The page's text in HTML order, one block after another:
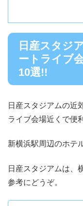
日産スタジ
ートライブ
10選!!
日産スタジアムの近
ライブ会場近くで便
新横浜駅周辺のホテ
日産スタジアムは、
参考にどうぞ。